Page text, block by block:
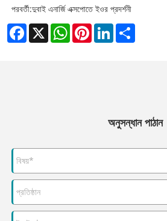
পরবর্তী:দুবাই এনার্জি এক্সপোতে ইওর প্রদর্শনী
Facebook
X WhatsAppPinterestLinkedIn
অনুসন্ধান পাঠান